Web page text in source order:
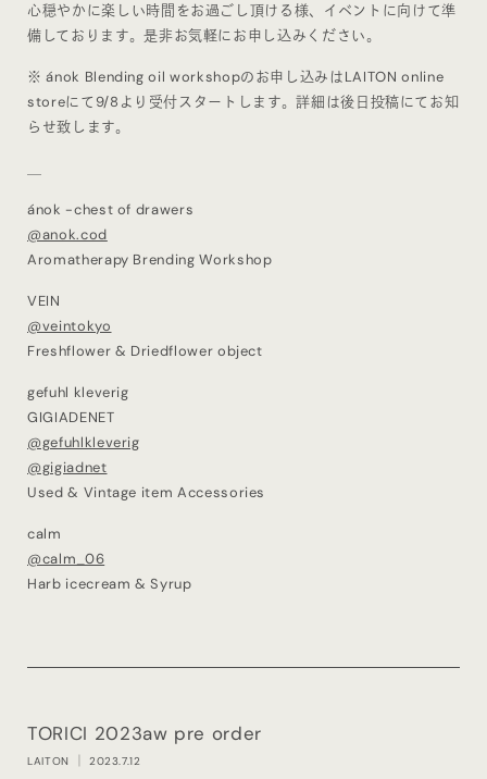
心穏やかに楽しい時間をお過ごし頂ける様、イベントに向けて準
備しております。是非お気軽にお申し込みください。
※ ánok Blending oil workshopのお申し込みはLAITON online
storeにて9/8より受付スタートします。詳細は後日投稿にてお知
らせ致します。
ánok -chest of drawers
@anok.cod
Aromatherapy Brending Workshop
VEIN
@veintokyo
Freshflower & Driedflower object
gefuhl kleverig
GIGIADENET
@gefuhlkleverig
@gigiadnet
Used & Vintage item Accessories
calm
@calm_06
Harb icecream & Syrup
TORICI 2023aw pre order
LAITON ｜ 2023.7.12